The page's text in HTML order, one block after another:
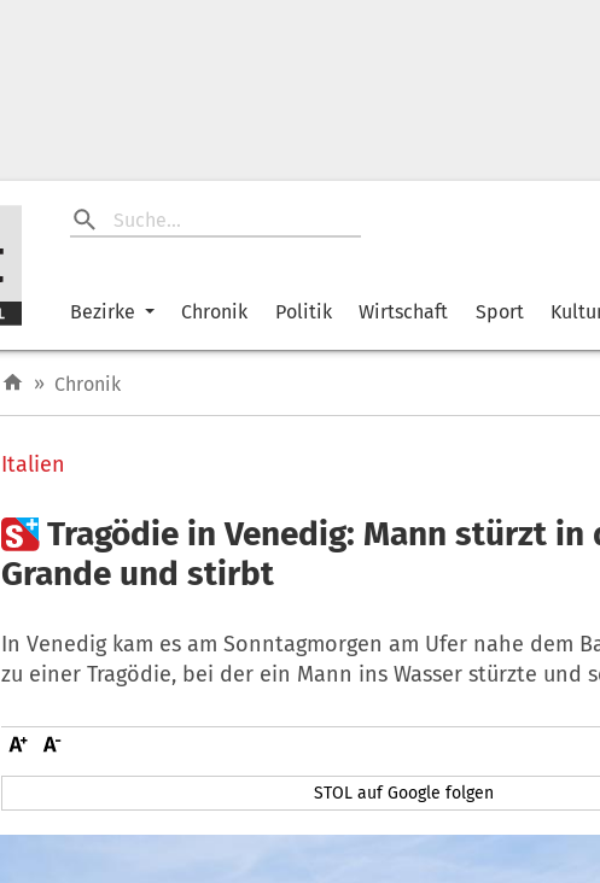
Bezirke Chronik Politik Wirtschaft Sport
» Chronik
Italien
Tragödie in Venedig: Mann stürzt in
Grande und stirbt
In Venedig kam es am Sonntagmorgen am Ufer nahe dem
zu einer Tragödie, bei der ein Mann ins Wasser stürzte und
STOL auf Google folgen